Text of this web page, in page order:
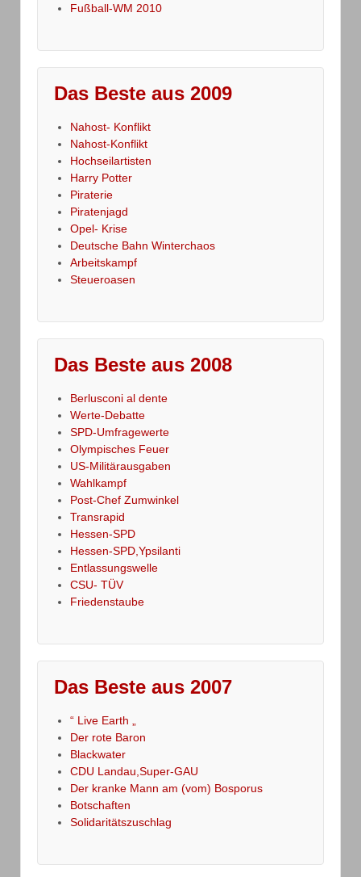
Fußball-WM 2010
Das Beste aus 2009
Nahost- Konflikt
Nahost-Konflikt
Hochseilartisten
Harry Potter
Piraterie
Piratenjagd
Opel- Krise
Deutsche Bahn Winterchaos
Arbeitskampf
Steueroasen
Das Beste aus 2008
Berlusconi al dente
Werte-Debatte
SPD-Umfragewerte
Olympisches Feuer
US-Militärausgaben
Wahlkampf
Post-Chef Zumwinkel
Transrapid
Hessen-SPD
Hessen-SPD,Ypsilanti
Entlassungswelle
CSU- TÜV
Friedenstaube
Das Beste aus 2007
“ Live Earth „
Der rote Baron
Blackwater
CDU Landau,Super-GAU
Der kranke Mann am (vom) Bosporus
Botschaften
Solidaritätszuschlag